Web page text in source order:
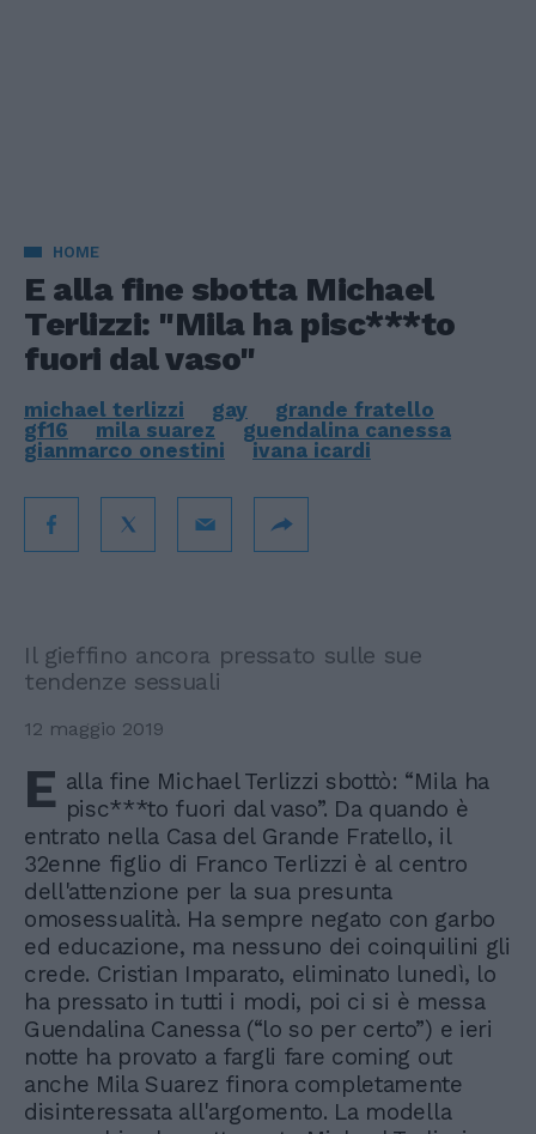
HOME
E alla fine sbotta Michael
Terlizzi: "Mila ha pisc***to
fuori dal vaso"
michael terlizzi gay
grande fratello
gf16
mila suarez
guendalina canessa
gianmarco onestini
ivana icardi
Il gieffino ancora pressato sulle sue
tendenze sessuali
12 maggio 2019
E alla fine Michael Terlizzi sbottò: “Mila ha
pisc***to fuori dal vaso”. Da quando è
entrato nella Casa del Grande Fratello, il
32enne figlio di Franco Terlizzi è al centro
dell'attenzione per la sua presunta
omosessualità. Ha sempre negato con garbo
ed educazione, ma nessuno dei coinquilini gli
crede. Cristian Imparato, eliminato lunedì, lo
ha pressato in tutti i modi, poi ci si è messa
Guendalina Canessa (“lo so per certo”) e ieri
notte ha provato a fargli fare coming out
anche Mila Suarez finora completamente
disinteressata all'argomento. La modella